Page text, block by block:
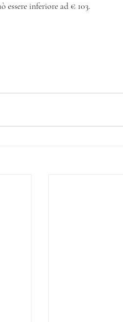
essere inferiore ad € 103.